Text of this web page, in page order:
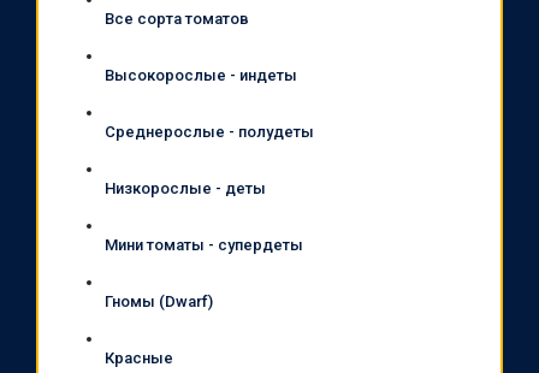
Все сорта томатов
Высокорослые - индеты
Среднерослые - полудеты
Низкорослые - деты
Мини томаты - супердеты
Гномы (Dwarf)
Красные